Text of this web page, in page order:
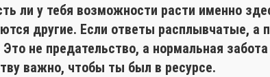
ли у тебя возможности расти именно
другие. Если ответы расплывчатые, а
не предательство, а нормальная
важно, чтобы ты был в ресурсе.